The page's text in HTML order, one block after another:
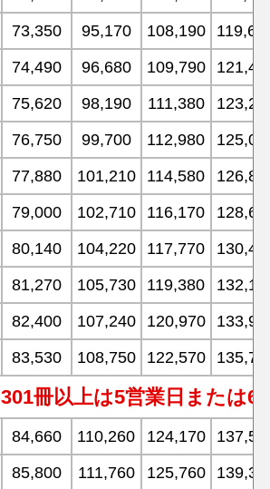
73,350 95,170 108,190
74,490 96,680 109,790
75,620 98,190 111,380
76,750 99,700 112,980
77,880 101,210 114,580
79,000 102,710 116,170
80,140 104,220 117,770
81,270 105,730 119,380
82,400 107,240 120,970
83,530 108,750 122,570
301冊以上は5営業日または6
84,660 110,260 124,170
85,800 111,760 125,760